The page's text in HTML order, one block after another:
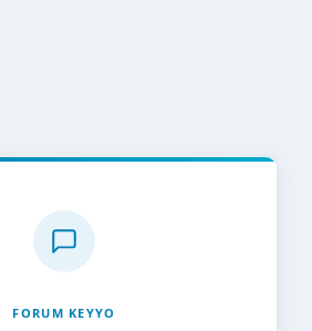
FORUM KEYYO